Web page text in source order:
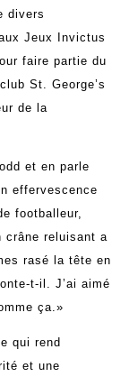
divers
Jeux Invictus
faire partie du
St. George’s
de la
et en parle
effervescence
footballeur,
crâne reluisant a
rasé la tête en
t-il. J’ai aimé
ça.»
qui rend
et une